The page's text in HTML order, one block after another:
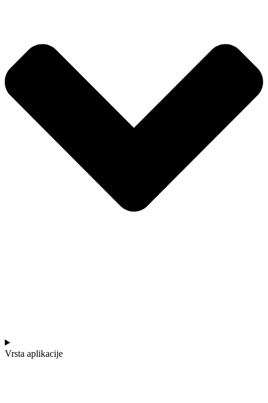
Vrsta aplikacije